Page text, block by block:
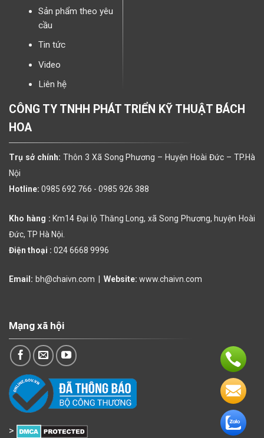
Sản phẩm theo yêu
cầu
Tin tức
Video
Liên hệ
CÔNG TY TNHH PHÁT TRIỂN KỸ THUẬT BÁCH
HOA
Trụ sở chính: Thôn 3 Xã Song Phương – Huyện Hoài Đức – TP.Hà
Nội
Hotline: 0985 692 766 - 0985 926 388
Kho hàng : Km14 Đại lộ Thăng Long, xã Song Phương, huyện Hoài
Đức, TP Hà Nội.
Điện thoại : 024 6668 9996
Email: bh@chaivn.com Website: www.chaivn.com
Mạng xã hội
>